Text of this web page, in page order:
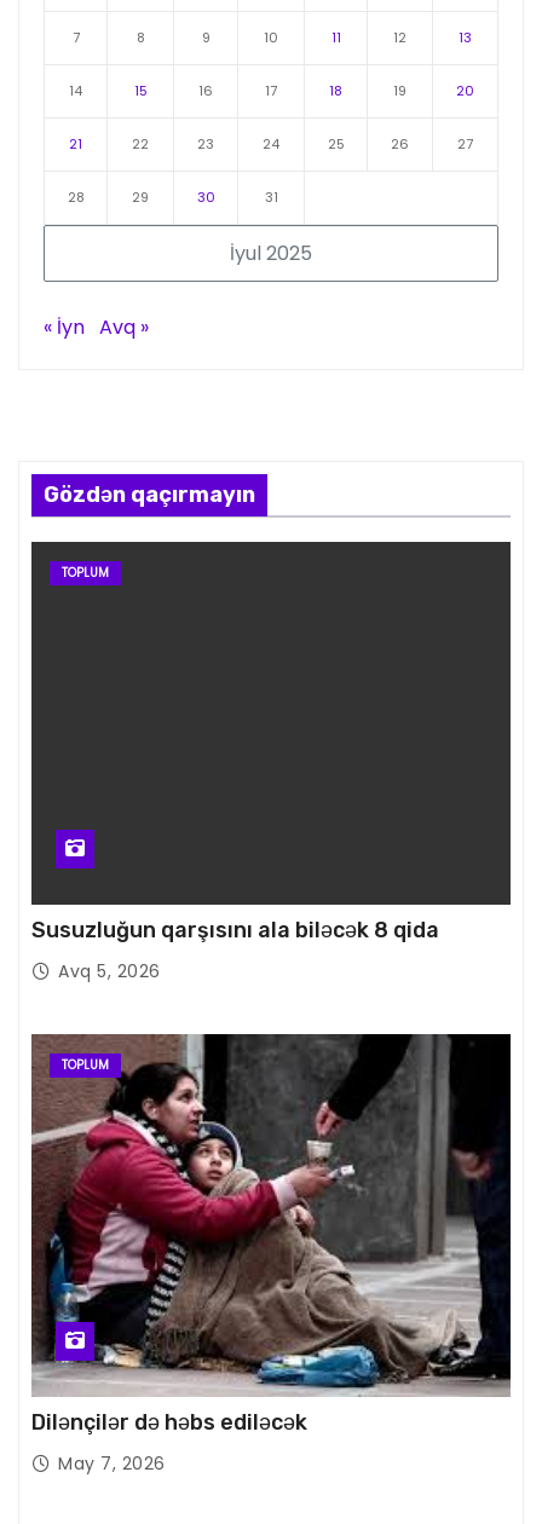
İyul 2025
7 8 9 10 11 12 13
14 15 16 17 18 19 20
21 22 23 24 25 26 27
28 29 30 31
« İyn Avq »
Gözdən qaçırmayın
TOPLUM
Susuzluğun qarşısını ala biləcək 8 qida
Avq 5, 2026
TOPLUM
Dilənçilər də həbs ediləcək
May 7, 2026